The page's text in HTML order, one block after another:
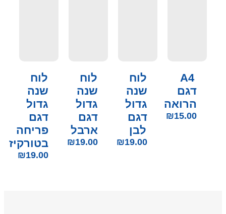
A4
דגם
הרואה
₪15.00
לוח
שנה
גדול
דגם
לבן
₪19.00
לוח
שנה
גדול
דגם
ארבל
₪19.00
לוח
שנה
גדול
דגם
פריחה
בטורקיז
₪19.00